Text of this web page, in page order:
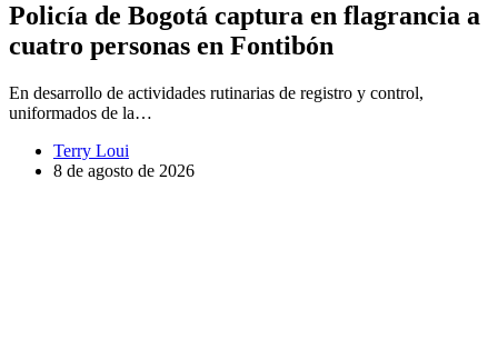
Policía de Bogotá captura en flagrancia a
cuatro personas en Fontibón
En desarrollo de actividades rutinarias de registro y control,
uniformados de la…
Terry Loui
8 de agosto de 2026